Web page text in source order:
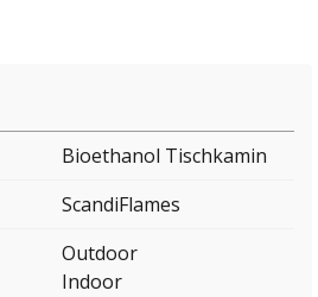
Bioethanol Tischkamin
ScandiFlames
Outdoor
Indoor